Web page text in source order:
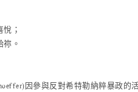
；
。
因參與反對希特勒納粹暴政的